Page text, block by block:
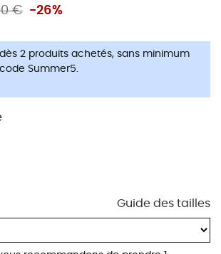
€ -26%
dès 2 produits achetés, sans minimum
Summer5.
Guide des tailles
: explorez sans limites !
trailAltra Timp 5 GTXpour
pour le trail. Conçue pour
conditions, elle combine une
de la mousse
Altra EGO™ MAX assure
et un rebond optimal sur les sentiers
plus d'espace pour les orteils et